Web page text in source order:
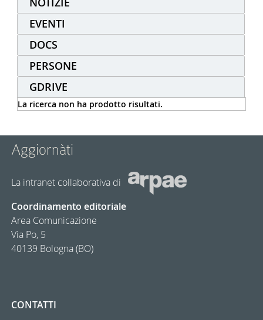
EVENTI
DOCS
PERSONE
GDRIVE
La ricerca non ha prodotto risultati.
Aggiornàti
La intranet collaborativa di
Coordinamento editoriale
Area Comunicazione
Via Po, 5
40139 Bologna (BO)
CONTATTI